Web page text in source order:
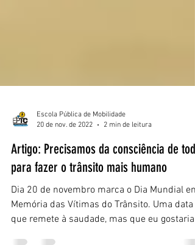
Escola Pública de Mobilidade
20 de nov. de 2022
2 min de leitura
Artigo: Precisamos da consciência de
para fazer o trânsito mais humano